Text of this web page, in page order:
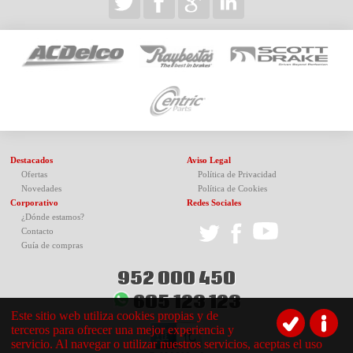
Destacados
Ofertas
Novedades
Corporativo
¿Dónde estamos?
Contacto
Guía de compras
Aviso Legal
Política de Privacidad
Política de Cookies
Redes Sociales
952 000 450
605 123 123
Este sitio web utiliza cookies propias y de
terceros para ofrecer una mejor experiencia y
servicio. Al navegar o utilizar nuestros servicios, aceptas el uso